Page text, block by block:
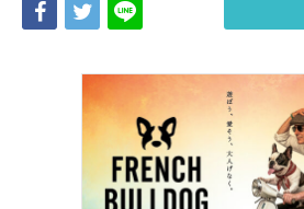
Share Tweet